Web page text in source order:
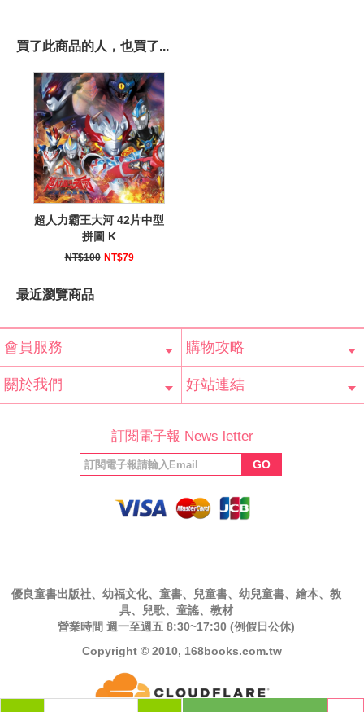
買了此商品的人，也買了...
超人力霸王大河 42片中型
拼圖 K
NT$100 NT$79
最近瀏覽商品
會員服務
會員辨法
客服信箱
隱私條款
網站導覽
購物攻略
常見問題
購物說明
訂單查詢
關於我們 好站連結
福利協會
絲專頁
訂閱電子報 News letter
GO
優良童書出版社、幼福文化、童書、兒童書、幼兒童書、繪本、教
具、兒歌、童謠、教材
營業時間 週一至週五 8:30~17:30 (例假日公休)
Copyright © 2010, 168books.com.tw